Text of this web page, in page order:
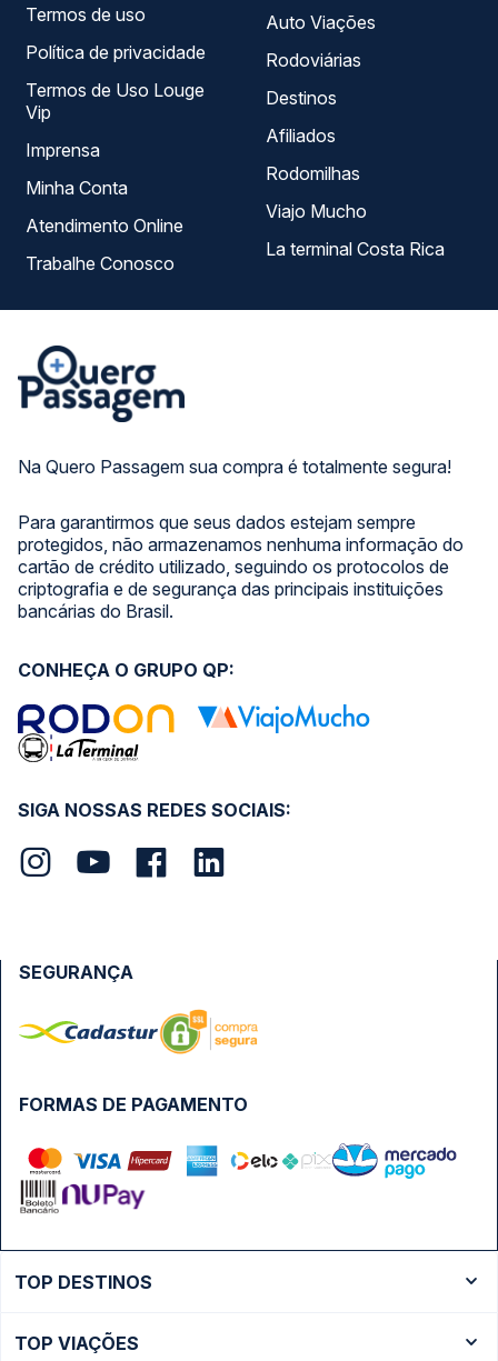
Na Quero Passagem sua compra é totalmente segura!
Para garantirmos que seus dados estejam sempre
protegidos, não armazenamos nenhuma informação do
cartão de crédito utilizado, seguindo os protocolos de
criptografia e de segurança das principais instituições
bancárias do Brasil.
Termos de uso
Política de privacidade
Termos de Uso Louge
Vip
Imprensa
Minha Conta
Atendimento Online
Trabalhe Conosco
Auto Viações
Rodoviárias
Destinos
Afiliados
Rodomilhas
Viajo Mucho
La terminal Costa Rica
SIGA NOSSAS REDES SOCIAIS:
CONHEÇA O GRUPO QP:
FORMAS DE PAGAMENTO
SEGURANÇA
TOP DESTINOS
TOP VIAÇÕES